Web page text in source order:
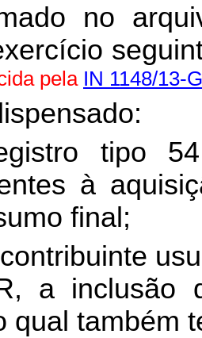
no
pela IN 1148/13-
tipo
à
final;
a inclusão
qual também